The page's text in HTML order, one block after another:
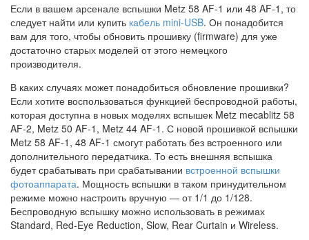
Если в вашем арсенале вспышки Metz 58 AF-1 или 48 AF-1, то
следует найти или купить кабель mini-USB. Он понадобится
вам для того, чтобы обновить прошивку (firmware) для уже
достаточно старых моделей от этого немецкого
производителя.
В каких случаях может понадобиться обновление прошивки?
Если хотите воспользоваться функцией беспроводной работы,
которая доступна в новых моделях вспышек Metz mecablitz 58
AF-2, Metz 50 AF-1, Metz 44 AF-1. С новой прошивкой вспышки
Metz 58 AF-1, 48 AF-1 смогут работать без встроенного или
дополнительного передатчика. То есть внешняя вспышка
будет срабатывать при срабатывании встроенной вспышки
фотоаппарата. Мощность вспышки в таком принудительном
режиме можно настроить вручную — от 1/1 до 1/128.
Беспроводную вспышку можно использовать в режимах
Standard, Red-Eye Reduction, Slow, Rear Curtain и Wireless.